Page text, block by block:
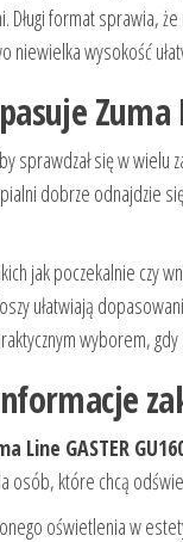
Długi format sprawia,
wysokość
Zuma
sprawdzał się w
dobrze odnajdzie
jak poczekalnie czy
ułatwiają
wyborem,
Line GASTER
osób, które chcą
oświetlenia w